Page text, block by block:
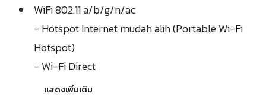
WiFi 802.11 a/b/g/n/ac
- Hotspot Internet mudah alih (Portable Wi-Fi
Hotspot)
- Wi-Fi Direct
แสดงเพิ่มเติม